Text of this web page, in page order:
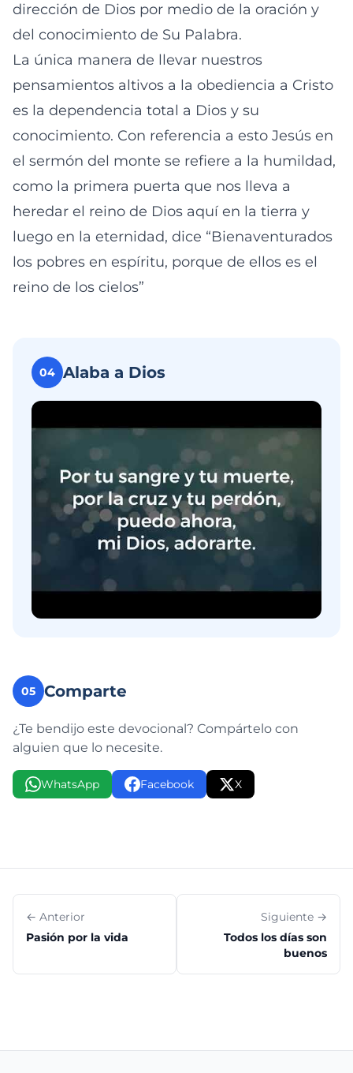
dirección de Dios por medio de la oración y
del conocimiento de Su Palabra.
La única manera de llevar nuestros
pensamientos altivos a la obediencia a Cristo
es la dependencia total a Dios y su
conocimiento. Con referencia a esto Jesús en
el sermón del monte se refiere a la humildad,
como la primera puerta que nos lleva a
heredar el reino de Dios aquí en la tierra y
luego en la eternidad, dice “Bienaventurados
los pobres en espíritu, porque de ellos es el
reino de los cielos”
04 Alaba a Dios
05 Comparte
¿Te bendijo este devocional? Compártelo con
alguien que lo necesite.
WhatsApp Facebook X
← Anterior
Pasión por la vida
Siguiente →
Todos los días son
buenos